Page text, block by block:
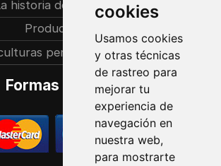
cookies
Usamos cookies
y otras técnicas
de rastreo para
mejorar tu
experiencia de
navegación en
nuestra web,
para mostrarte
historia de la familia
Producción
personalizadas
Formas de pago